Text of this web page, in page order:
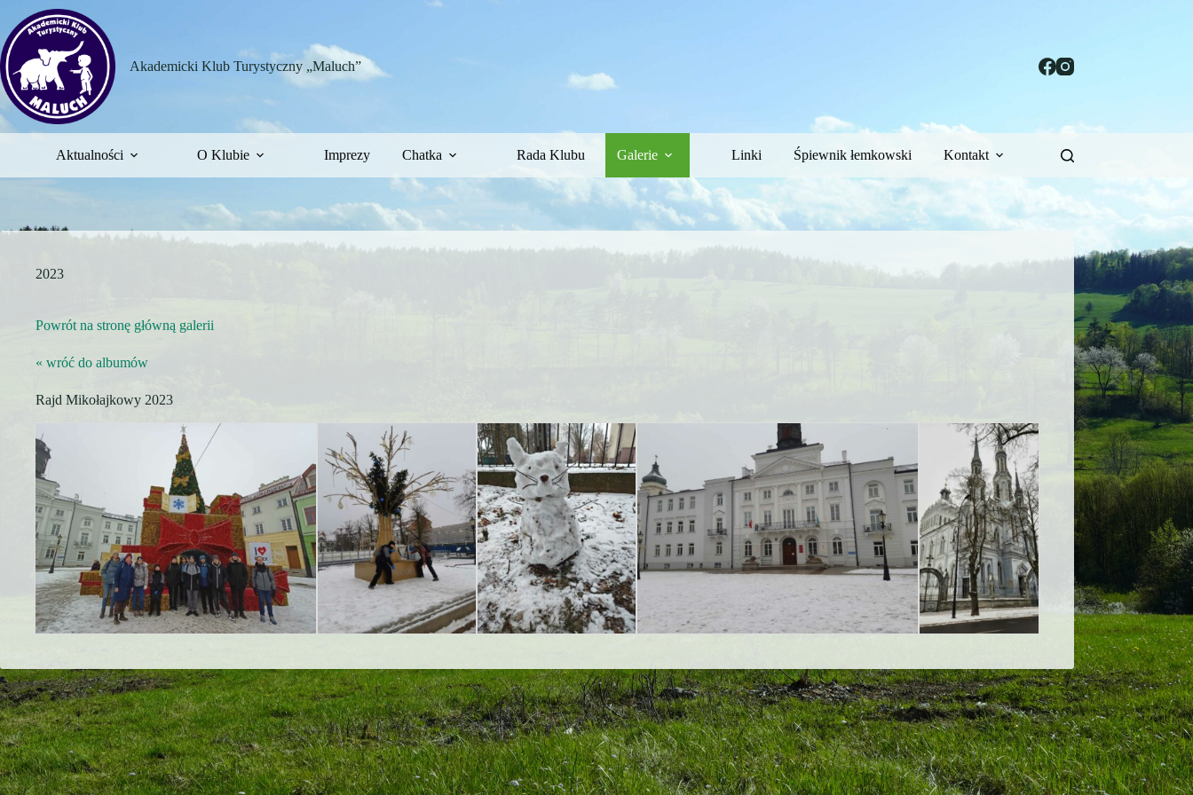
treści
Akademicki Klub Turystyczny „Maluch”
Aktualności O Klubie Imprezy Chatka Rada Klubu Galerie Linki Śpiewnik łemkowski Kontakt
2023
Powrót na stronę główną galerii
« wróć do albumów
Rajd Mikołajkowy 2023